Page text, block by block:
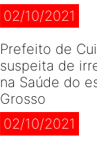
02/10/2021
Prefeito de
suspeita de
na Saúde do
Grosso
02/10/2021